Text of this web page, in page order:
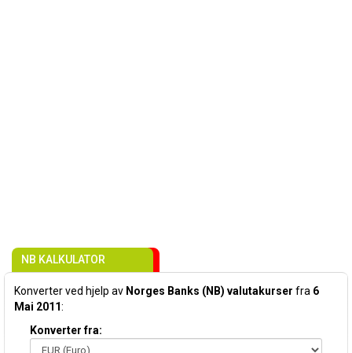
NB KALKULATOR
Konverter ved hjelp av Norges Banks (NB) valutakurser fra 6
Mai 2011:
Konverter fra: